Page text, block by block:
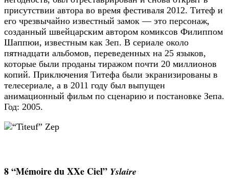
присутствии автора во время фестиваля 2012. Титеф и
его чрезвычайно известный замок — это персонаж,
созданный швейцарским автором комиксов Филиппом
Шаппюи, известным как Зеп. В сериале около
пятнадцати альбомов, переведенных на 25 языков,
которые были проданы тиражом почти 20 миллионов
копий. Приключения Титефа были экранизированы в
телесериале, а в 2011 году был выпущен
анимационный фильм по сценарию и постановке Зепа.
Год: 2005.
8 “Mémoire du XXe Ciel” Yslaire